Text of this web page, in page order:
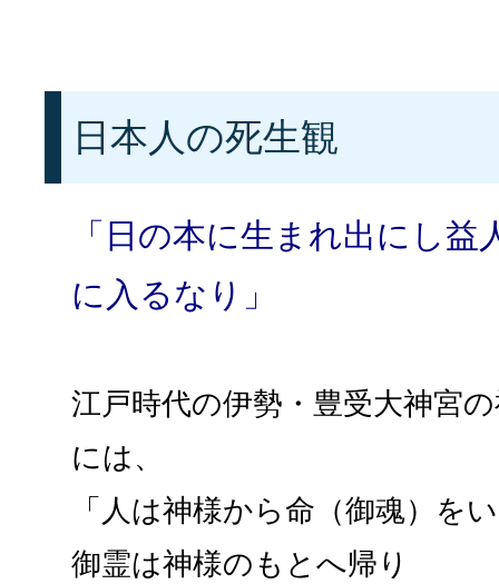
日本人の死生観
「日の本に生まれ出にし
に入るなり」
江戸時代の伊勢・豊受大神宮
には、
「人は神様から命（御魂）を
御霊は神様のもとへ帰り